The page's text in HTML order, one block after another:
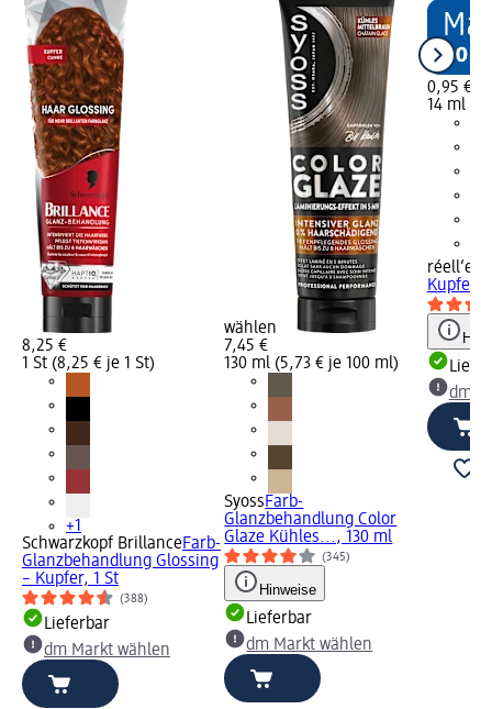
8,25 €
1 St (8,25 € je 1 St)
+1
Schwarzkopf BrillanceFarb-
Glanzbehandlung Glossing
– Kupfer, 1 St
(388)
Lieferbar
dm Markt wählen
wählen
7,45 €
130 ml (5,73 € je 100 ml)
SyossFarb-
Glanzbehandlung Color
Glaze Kühles..., 130 ml
(345)
Hinweise
Lieferbar
dm Markt wählen
0,95 €
14 ml
réell‘e
dm